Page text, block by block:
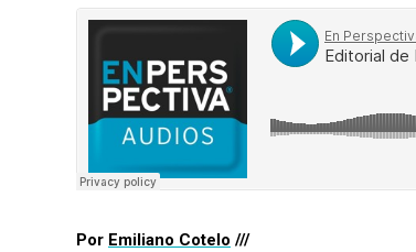
Por Emiliano Cotelo ///